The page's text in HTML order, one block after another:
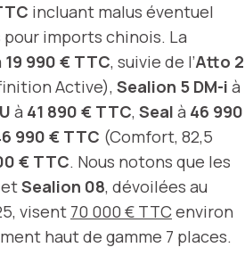
incluant malus éventuel
imports chinois. La
19 990 € TTC, suivie de l’Atto 2
Active), Sealion 5 DM-i à
à 41 890 € TTC, Seal à 46 990
990 € TTC (Comfort, 82,5
€ TTC. Nous notons que les
etSealion 08, dévoilées au
visent 70 000 € TTC environ
haut de gamme 7 places.